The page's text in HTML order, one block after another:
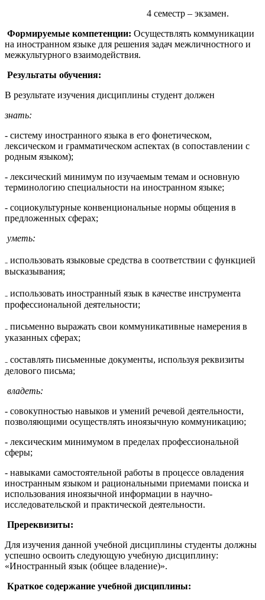
4 семестр – экзамен.
Формируемые компетенции: Осуществлять коммуникации
на иностранном языке для решения задач межличностного и
межкультурного взаимодействия.
Результаты обучения:
В результате изучения дисциплины студент должен
знать:
- систему иностранного языка в его фонетическом,
лексическом и грамматическом аспектах (в сопоставлении с
родным языком);
- лексический минимум по изучаемым темам и основную
терминологию специальности на иностранном языке;
- социокультурные конвенциональные нормы общения в
предложенных сферах;
уметь:
₋ использовать языковые средства в соответствии с функцией
высказывания;
₋ использовать иностранный язык в качестве инструмента
профессиональной деятельности;
₋ письменно выражать свои коммуникативные намерения в
указанных сферах;
₋ составлять письменные документы, используя реквизиты
делового письма;
владеть:
- совокупностью навыков и умений речевой деятельности,
позволяющими осуществлять иноязычную коммуникацию;
- лексическим минимумом в пределах профессиональной
сферы;
- навыками самостоятельной работы в процессе овладения
иностранным языком и рациональными приемами поиска и
использования иноязычной информации в научно-
исследовательской и практической деятельности.
Пререквизиты:
Для изучения данной учебной дисциплины студенты должны
успешно освоить следующую учебную дисциплину:
«Иностранный язык (общее владение)».
Краткое содержание учебной дисциплины: